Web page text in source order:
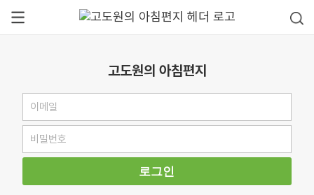
고도원의 아침편지
로그인